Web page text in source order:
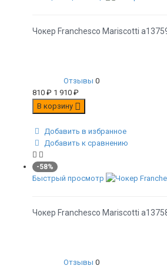
Чокер Franchesco Mariscotti
Отзывы 0
810 ₽ 1 910 ₽
В корзину
Добавить в избранное
Добавить к сравнению
-58%
Быстрый просмотр
Чокер Franchesco Mariscotti
Отзывы 0